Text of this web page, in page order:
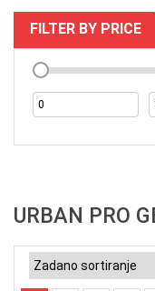
FILTER BY PRICE
URBAN PRO